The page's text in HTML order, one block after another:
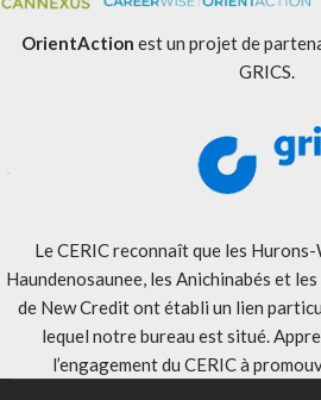
OrientAction est un projet de
GRICS.
Le CERIC reconnaît que les
Haundenosaunee, les Anichinabés et
de New Credit ont établi un lien
lequel notre bureau est situé.
l’engagement du CERIC à